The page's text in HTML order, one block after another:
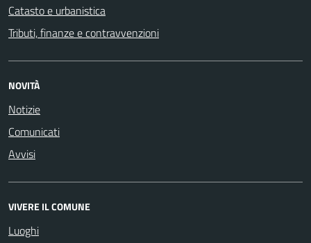
Catasto e urbanistica
Tributi, finanze e contravvenzioni
NOVITÀ
Notizie
Comunicati
Avvisi
VIVERE IL COMUNE
Luoghi